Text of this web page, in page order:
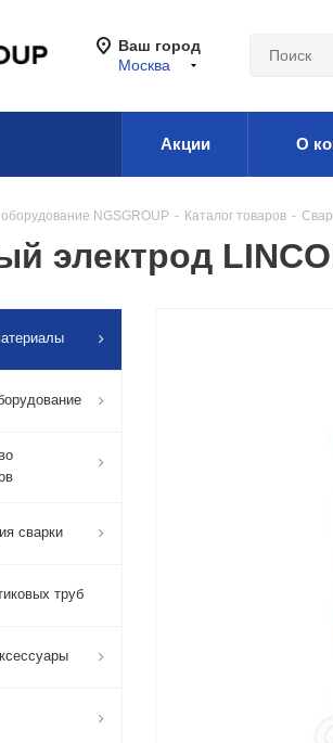
Ваш город
Москва
Акции О
NGSGROUP - Каталог товаров -
электрод
сварки
труб